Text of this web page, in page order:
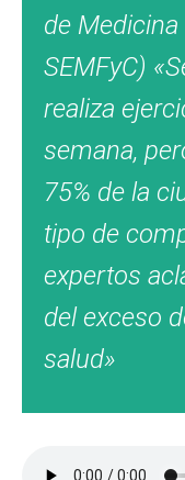
de
SEMFyC)
realiza
semana,
75% de la
tipo de
expertos
del exceso
salud»